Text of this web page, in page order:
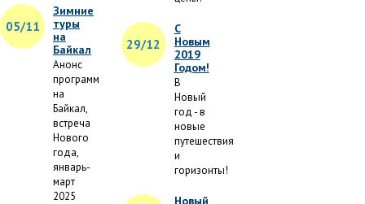
05/11
Зимние
туры
на
Байкал
Анонс
программ
на
Байкал,
встреча
Нового
года,
январь-
март
2025
29/12
С
Новым
2019
Годом!
В
Новый
год - в
новые
путешествия
и
горизонты!
Новый